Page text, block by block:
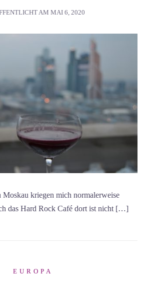
AM MAI 6, 2020
kriegen mich normalerweise
das Hard Rock Café dort ist nicht […]
EUROPA